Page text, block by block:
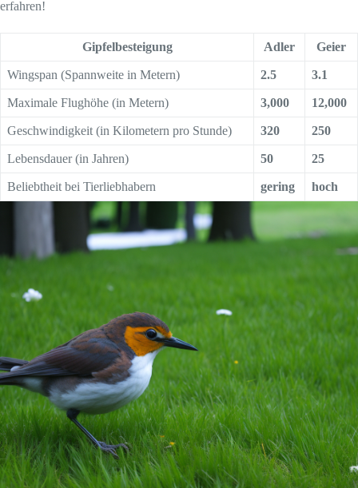
erfahren!
Gipfelbesteigung Adler Geier
Wingspan (Spannweite in Metern) 2.5 3.1
Maximale Flughöhe (in Metern) 3,000 12,000
Geschwindigkeit (in Kilometern pro Stunde) 320 250
Lebensdauer (in Jahren) 50 25
Beliebtheit bei Tierliebhabern gering hoch